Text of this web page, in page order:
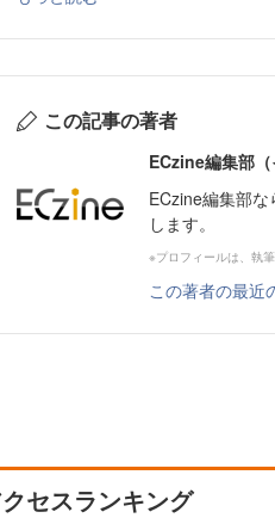
この記事の著者
ECzine編集部（
ECzine編集部
します。
※プロフィールは、執
この著者の最近
セスランキング